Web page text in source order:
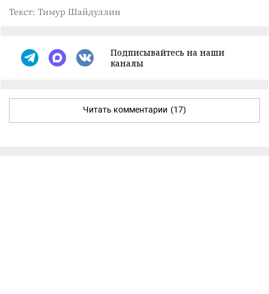
Текст: Тимур Шайдуллин
Подписывайтесь на наши
каналы
Читать комментарии (17)